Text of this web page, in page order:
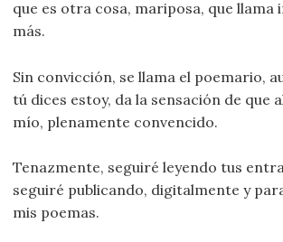
que es otra cosa, mariposa, que llama
más.
Sin convicción, se llama el poemario,
tú dices estoy, da la sensación de que
mío, plenamente convencido.
Tenazmente, seguiré leyendo tus
seguiré publicando, digitalmente y
mis poemas.